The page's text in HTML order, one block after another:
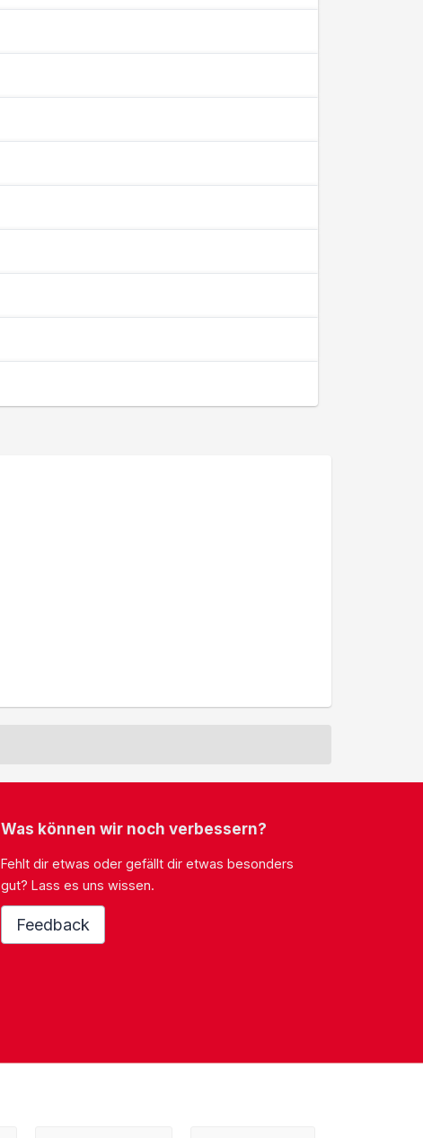
Was können wir noch verbessern?
Fehlt dir etwas oder gefällt dir etwas besonders
gut? Lass es uns wissen.
Feedback